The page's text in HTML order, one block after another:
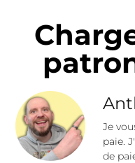
Je
paie.
de